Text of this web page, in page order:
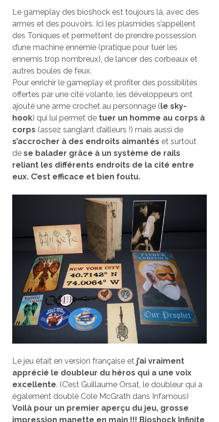
Le gameplay des bioshock est toujours là, avec des
armes et des pouvoirs. Ici les plasmides s’appellent
des Toniques et permettent de prendre possession
d’une machine ennemie (pratique pour tuer les
ennemis trop nombreux), de lancer des corbeaux et
autres boules de feux.
Pour enrichir le gameplay et profiter des possibilités
offertes par une cité volante, les développeurs ont
ajouté une arme crochet au personnage (le sky-
hook) qui lui permet detuer un homme au corps à
corps (assez sanglant d’ailleurs !) mais aussi de
s’accrocher à des endroits aimantés et surtout
de se balader grâce à un système de rails
reliant les différents endroits de la cité entre
eux. C’est efficace et bien foutu.
Le jeu était en version française et j’ai vraiment
apprécié le doubleur du héros qui a une voix
excellente. (C’est Guillaume Orsat, le doubleur qui a
également doublé Cole McGrath dans Infamous)
Voilà pour un premier aperçu du jeu, grosse
impression manette en main !!! Bioshock Infinite